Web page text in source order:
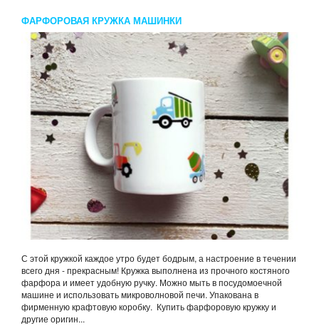
ФАРФОРОВАЯ КРУЖКА МАШИНКИ
С этой кружкой каждое утро будет бодрым, а настроение в течении
всего дня - прекрасным! Кружка выполнена из прочного костяного
фарфора и имеет удобную ручку. Можно мыть в посудомоечной
машине и использовать микроволновой печи. Упакована в
фирменную крафтовую коробку. Купить фарфоровую кружку и
другие оригин...